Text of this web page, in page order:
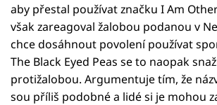
aby přestal používat značku I Am
však zareagoval žalobou podanou v
chce dosáhnout povolení používat
The Black Eyed Peas se to naopak
protižalobou. Argumentuje tím, že
sou příliš podobné a lidé si je mohou